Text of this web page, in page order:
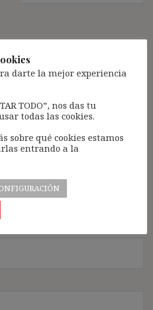
no será publicada.
marcados con*
darte la mejor experiencia
TODO”, nos das tu
todas las cookies.
sobre qué cookies estamos
entrando a la